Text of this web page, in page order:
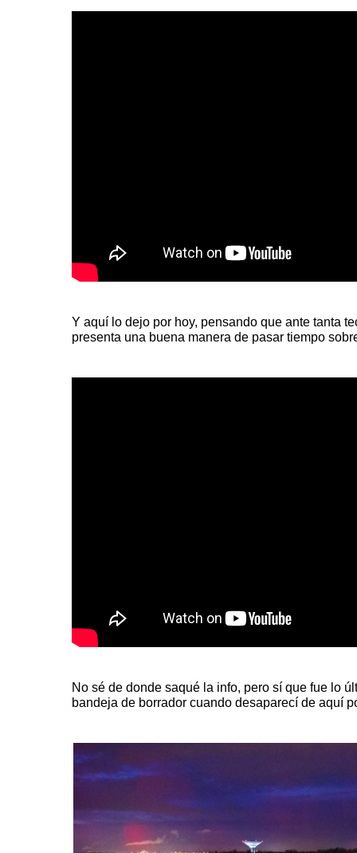
Y aquí lo dejo por hoy, pensando que ante tanta
presenta una buena manera de pasar tiempo
No sé de donde saqué la info, pero sí que fue lo
bandeja de borrador cuando desaparecí de aquí